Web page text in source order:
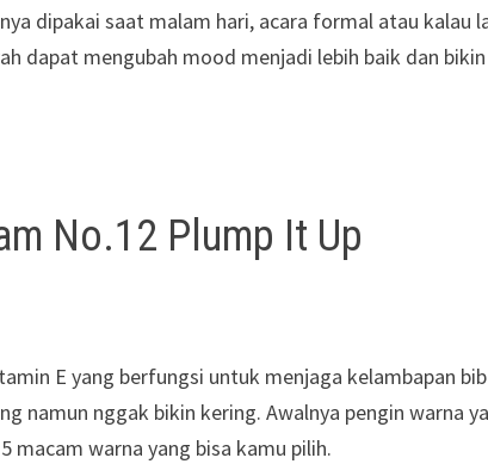
dipakai saat malam hari, acara formal atau kalau
dapat mengubah mood menjadi lebih baik dan bikin
No.12 Plump It Up
E yang berfungsi untuk menjaga kelambapan
namun nggak bikin kering. Awalnya pengin warna
macam warna yang bisa kamu pilih.